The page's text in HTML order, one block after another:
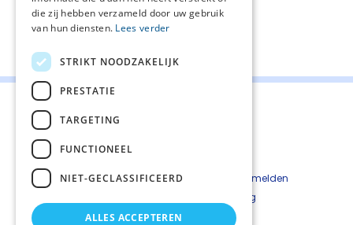
Deel deze pagina:
Contact
Kwetsbaarheid melden
Privacyverkaring
Disclaimer
die zij hebben verzameld door uw gebruik
van hun diensten. Lees verder
STRIKT NOODZAKELIJK
PRESTATIE
TARGETING
FUNCTIONEEL
NIET-GECLASSIFICEERD
ALLES ACCEPTEREN